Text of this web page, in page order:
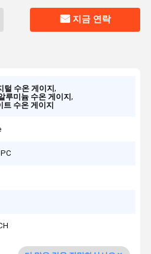
지금 연락
털 수온 게이지,
루미늄 수온 게이지,
트 수온 게이지